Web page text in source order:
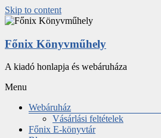
Skip to content
Főnix Könyvműhely
A kiadó honlapja és webáruháza
Menu
Webáruház
Vásárlási feltételek
Főnix E-könyvtár